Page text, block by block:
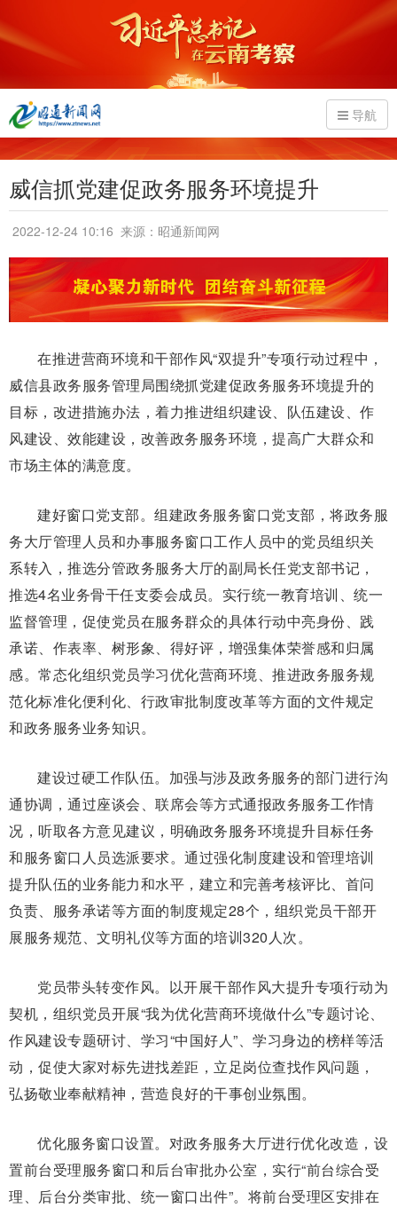
导航
威信抓党建促政务服务环境提升
2022-12-24 10:16 来源：昭通新闻网
在推进营商环境和干部作风“双提升”专项行动过程中，
威信县政务服务管理局围绕抓党建促政务服务环境提升的
目标，改进措施办法，着力推进组织建设、队伍建设、作
风建设、效能建设，改善政务服务环境，提高广大群众和
市场主体的满意度。
建好窗口党支部。组建政务服务窗口党支部，将政务服
务大厅管理人员和办事服务窗口工作人员中的党员组织关
系转入，推选分管政务服务大厅的副局长任党支部书记，
推选4名业务骨干任支委会成员。实行统一教育培训、统一
监督管理，促使党员在服务群众的具体行动中亮身份、践
承诺、作表率、树形象、得好评，增强集体荣誉感和归属
感。常态化组织党员学习优化营商环境、推进政务服务规
范化标准化便利化、行政审批制度改革等方面的文件规定
和政务服务业务知识。
建设过硬工作队伍。加强与涉及政务服务的部门进行沟
通协调，通过座谈会、联席会等方式通报政务服务工作情
况，听取各方意见建议，明确政务服务环境提升目标任务
和服务窗口人员选派要求。通过强化制度建设和管理培训
提升队伍的业务能力和水平，建立和完善考核评比、首问
负责、服务承诺等方面的制度规定28个，组织党员干部开
展服务规范、文明礼仪等方面的培训320人次。
党员带头转变作风。以开展干部作风大提升专项行动为
契机，组织党员开展“我为优化营商环境做什么”专题讨论、
作风建设专题研讨、学习“中国好人”、学习身边的榜样等活
动，促使大家对标先进找差距，立足岗位查找作风问题，
弘扬敬业奉献精神，营造良好的干事创业氛围。
优化服务窗口设置。对政务服务大厅进行优化改造，设
置前台受理服务窗口和后台审批办公室，实行“前台综合受
理、后台分类审批、统一窗口出件”。将前台受理区安排在